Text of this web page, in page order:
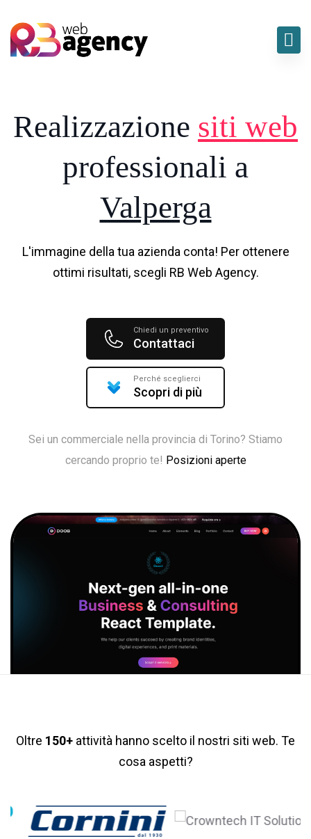
Realizzazione siti web
professionali a
Valperga
L'immagine della tua azienda conta! Per ottenere
ottimi risultati, scegli RB Web Agency.
Chiedi un preventivo
Contattaci
Perché sceglierci
Scopri di più
Sei un commerciale nella provincia di Torino? Stiamo
cercando proprio te! Posizioni aperte
Oltre 150+ attività hanno scelto il nostri siti web. Te
cosa aspetti?